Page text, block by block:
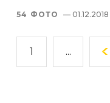
54 ФОТО — 01.12.2018
1 ...